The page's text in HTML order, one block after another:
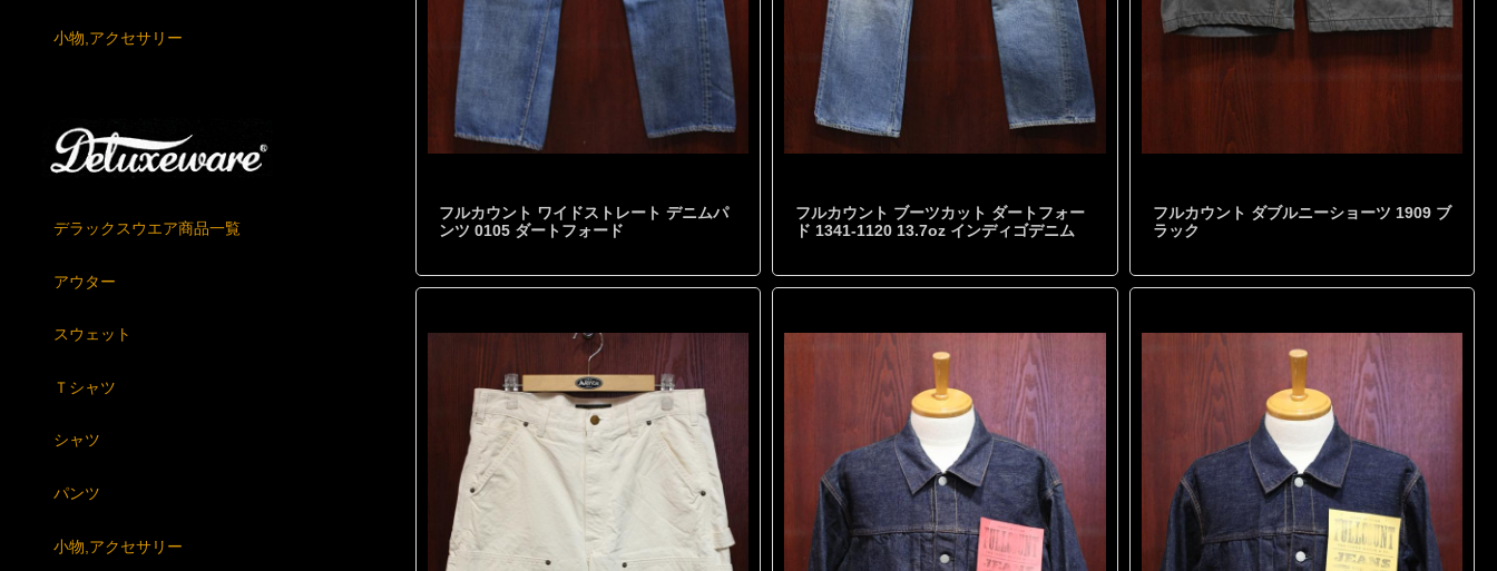
フルカウント ワイドストレート デニムパ
ンツ 0105 ダートフォード
フルカウント ブーツカット ダートフォー
ド 1341-1120 13.7oz インディゴデニム
フルカウント ダブルニーショーツ 1909 ブ
ラック
小物,アクセサリー
デラックスウエア商品一覧
アウター
スウェット
Ｔシャツ
シャツ
パンツ
小物,アクセサリー